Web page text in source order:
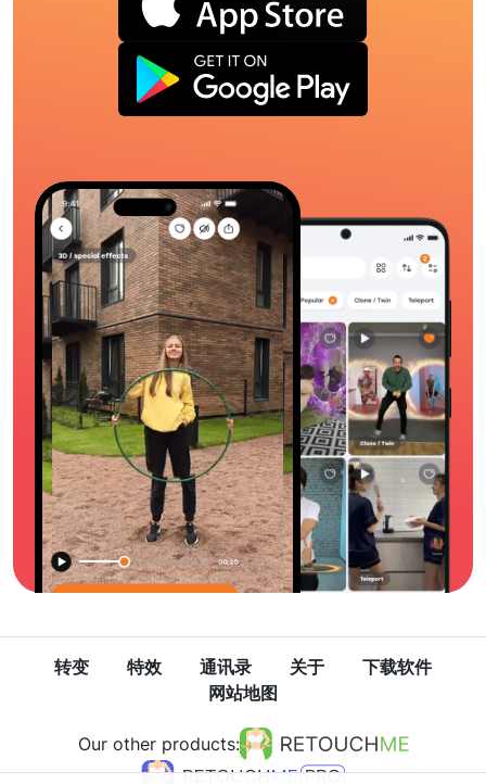
转变 特效 通讯录 关于
下载软件
网站地图
Our other products: